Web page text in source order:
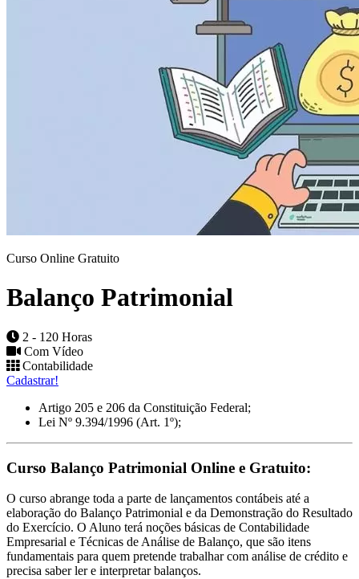
Curso Online Gratuito
Balanço Patrimonial
2 - 120 Horas
Com Vídeo
Contabilidade
Cadastrar!
Artigo 205 e 206 da Constituição Federal;
Lei Nº 9.394/1996 (Art. 1º);
Curso Balanço Patrimonial Online e Gratuito:
O curso abrange toda a parte de lançamentos contábeis até a
elaboração do Balanço Patrimonial e da Demonstração do Resultado
do Exercício. O Aluno terá noções básicas de Contabilidade
Empresarial e Técnicas de Análise de Balanço, que são itens
fundamentais para quem pretende trabalhar com análise de crédito e
precisa saber ler e interpretar balanços.